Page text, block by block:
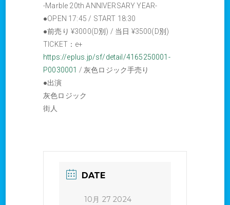
-Marble 20th ANNIVERSARY YEAR-
●OPEN 17:45 / START 18:30
●前売り ¥3000(D別) / 当日 ¥3500(D別)
TICKET：e+
https://eplus.jp/sf/detail/4165250001-
P0030001 / 灰色ロジック手売り
●出演
灰色ロジック
街人
DATE
10月 27 2024